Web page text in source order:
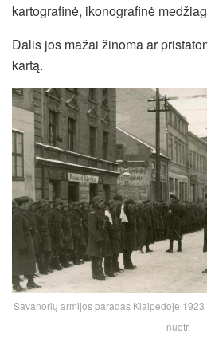
kartografinė, ikonografinė
Dalis jos mažai žinoma ar
kartą.
Savanorių armijos paradas Klaipėdoje 1923
nuotr.